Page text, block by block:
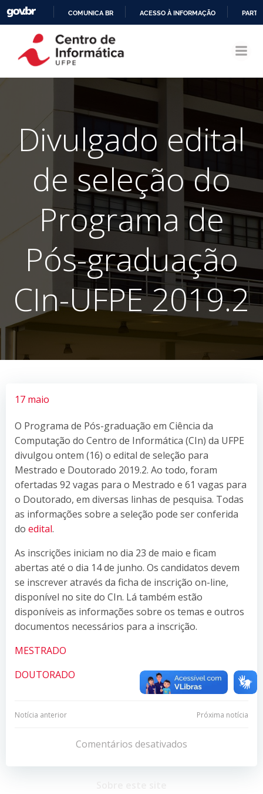
CONTEÚDO
COMUNICA BR ACESSO À INFORMAÇÃO
Divulgado edital
de seleção do
Programa de
Pós-graduação
CIn-UFPE 2019.2
17 maio
O Programa de Pós-graduação em Ciência da
Computação do Centro de Informática (CIn) da UFPE
divulgou ontem (16) o edital de seleção para
Mestrado e Doutorado 2019.2. Ao todo, foram
ofertadas 92 vagas para o Mestrado e 61 vagas para
o Doutorado, em diversas linhas de pesquisa. Todas
as informações sobre a seleção pode ser conferida
do edital.
As inscrições iniciam no dia 23 de maio e ficam
abertas até o dia 14 de junho. Os candidatos devem
se inscrever através da ficha de inscrição on-line,
disponível no site do CIn. Lá também estão
disponíveis as informações sobre os temas e outros
documentos necessários para a inscrição.
MESTRADO
DOUTORADO
Navegação
Post
Notícia anterior
Navegação
de
Post
Próxima notícia
Comentários desativados